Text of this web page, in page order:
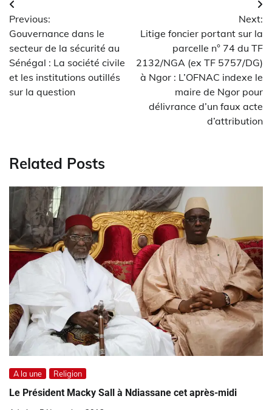
Navigation
de
l’article
Previous:
Gouvernance dans le
secteur de la sécurité au
Sénégal : La société civile
et les institutions outillés
sur la question
Next:
Litige foncier portant sur la
parcelle n° 74 du TF
2132/NGA (ex TF 5757/DG)
à Ngor : L’OFNAC indexe le
maire de Ngor pour
délivrance d’un faux acte
d’attribution
Related Posts
A la une Religion
Le Président Macky Sall à Ndiassane cet après-midi